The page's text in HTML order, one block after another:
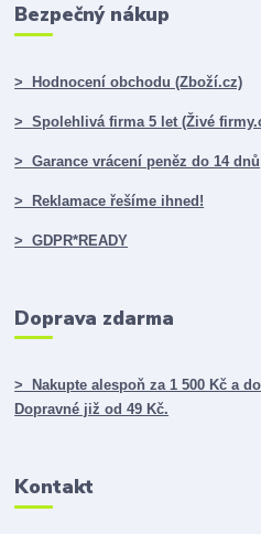
Bezpečný nákup
> Hodnocení obchodu (Zboží.cz)
> Spolehlivá firma 5 let (Živé
> Garance vrácení peněz do 14 dnů
> Reklamace řešíme ihned!
> GDPR*READY
Doprava zdarma
> Nakupte alespoň za 1 500 Kč a
Dopravné již od 49 Kč.
Kontakt